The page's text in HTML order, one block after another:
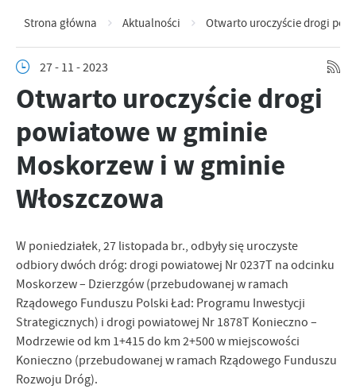
Strona główna Aktualności Otwarto uroczyście drogi
27 - 11 - 2023
Otwarto uroczyście drogi
powiatowe w gminie
Moskorzew i w gminie
Włoszczowa
W poniedziałek, 27 listopada br., odbyły się uroczyste
odbiory dwóch dróg: drogi powiatowej Nr 0237T na odcinku
Moskorzew – Dzierzgów (przebudowanej w ramach
Rządowego Funduszu Polski Ład: Programu Inwestycji
Strategicznych) i drogi powiatowej Nr 1878T Konieczno –
Modrzewie od km 1+415 do km 2+500 w miejscowości
Konieczno (przebudowanej w ramach Rządowego Funduszu
Rozwoju Dróg).